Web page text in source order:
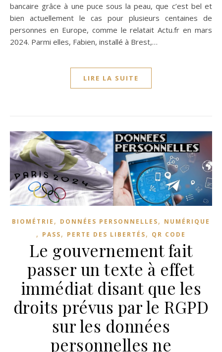
bancaire grâce à une puce sous la peau, que c’est bel et
bien actuellement le cas pour plusieurs centaines de
personnes en Europe, comme le relatait Actu.fr en mars
2024. Parmi elles, Fabien, installé à Brest,…
LIRE LA SUITE
BIOMÉTRIE , DONNÉES PERSONNELLES, NUMÉRIQUE
, PASS, PERTE DES LIBERTÉS, QR CODE
Le gouvernement fait
passer un texte à effet
immédiat disant que les
droits prévus par le RGPD
sur les données
personnelles ne